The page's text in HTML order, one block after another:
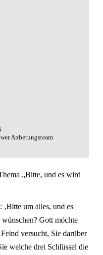
Anbetungsteam
„Bitte, und es wird
um alles, und es
Gott möchte
versucht, Sie darüber
welche drei Schlüssel die